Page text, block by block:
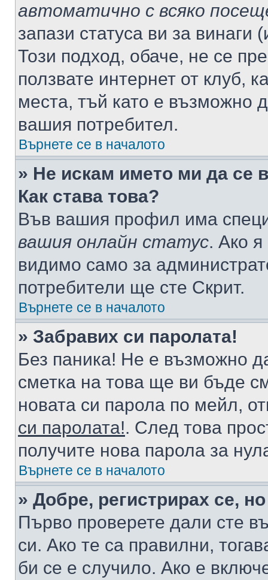
автоматично с всяко
запази статуса ви за винаги
Този подход, обаче, не се
ползвате интернет от клуб,
места, тъй като е възможно
вашия потребител.
Върнете се в началото
» Не искам името ми да се
Как става това?
Във вашия профил има
вашия онлайн статус. Ако
видимо само за
потребители ще сте Скрит.
Върнете се в началото
» Забравих си паролата!
Без паника! Не е възможно
сметка на това ще ви бъде
новата си парола по мейл,
си паролата!. След това
получите нова парола за
Върнете се в началото
» Добре, регистрирах се,
Първо проверете дали сте
си. Ако те са правилни,
би се е случило. Ако е